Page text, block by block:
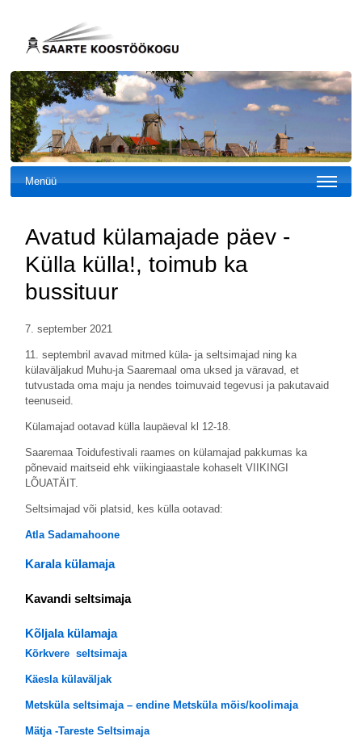
Menüü
Avatud külamajade päev -
Külla külla!, toimub ka
bussituur
7. september 2021
11. septembril avavad mitmed küla- ja seltsimajad ning ka
külaväljakud Muhu-ja Saaremaal oma uksed ja väravad, et
tutvustada oma maju ja nendes toimuvaid tegevusi ja pakutavaid
teenuseid.
Külamajad ootavad külla laupäeval kl 12-18.
Saaremaa Toidufestivali raames on külamajad pakkumas ka
põnevaid maitseid ehk viikingiaastale kohaselt VIIKINGI
LÕUATÄIT.
Seltsimajad või platsid, kes külla ootavad:
Atla Sadamahoone
Karala külamaja
Kavandi seltsimaja
Kõljala külamaja
Kõrkvere seltsimaja
Käesla külaväljak
Metsküla seltsimaja – endine Metsküla mõis/koolimaja
Mätja -Tareste Seltsimaja